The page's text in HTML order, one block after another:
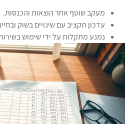
מעקב שוטף אחר הוצאות והכנסות.
עדכון תקציב עם שינויים בשוק
נמנע מתקלות על ידי שימוש